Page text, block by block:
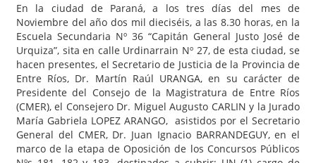
En la ciudad de Paraná, a los tres días del mes de
Noviembre del año dos mil dieciséis, a las 8.30 horas, en la
Escuela Secundaria Nº 36 “Capitán General Justo José de
Urquiza”, sita en calle Urdinarrain Nº 27, de esta ciudad, se
hacen presentes, el Secretario de Justicia de la Provincia de
Entre Ríos, Dr. Martín Raúl URANGA, en su carácter de
Presidente del Consejo de la Magistratura de Entre Ríos
(CMER), el Consejero Dr. Miguel Augusto CARLIN y la Jurado
María Gabriela LOPEZ ARANGO, asistidos por el Secretario
General del CMER, Dr. Juan Ignacio BARRANDEGUY, en el
marco de la etapa de Oposición de los Concursos Públicos